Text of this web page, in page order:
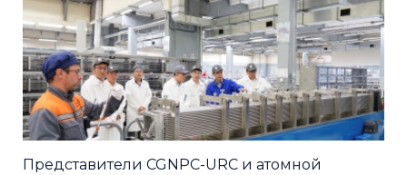
Представители CGNPC-URC и атомной